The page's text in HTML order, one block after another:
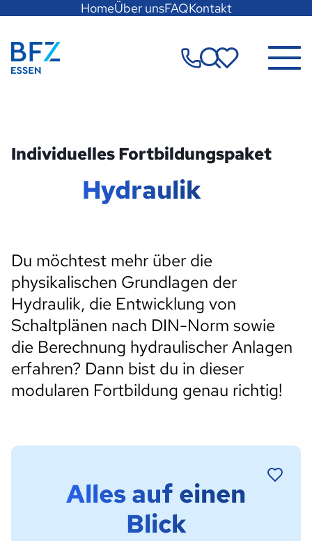
Seite
anspringen
HomeÜber unsFAQKontakt
Zur Startseite Merkzettel
Individuelles Fortbildungspaket
Hydraulik
Du möchtest mehr über die
physikalischen Grundlagen der
Hydraulik, die Entwicklung von
Schaltplänen nach DIN-Norm sowie
die Berechnung hydraulischer Anlagen
erfahren? Dann bist du in dieser
modularen Fortbildung genau richtig!
Alles auf einen
Blick